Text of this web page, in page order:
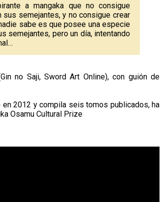
a mangaka que no consigue
semejantes, y no consigue crear
sabe es que posee una especie
semejantes, pero un día, intentando
no Saji, Sword Art Online), con guión de
en 2012 y compila seis tomos publicados, ha
Osamu Cultural Prize